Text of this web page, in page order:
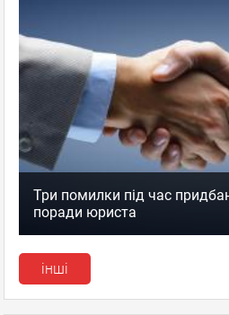
Три помилки під час
поради юриста
інші